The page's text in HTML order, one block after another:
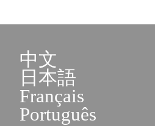
中文
日本語
Français
Português